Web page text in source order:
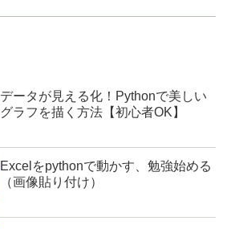
データが見える化！Pythonで美しい
グラフを描く方法【初心者OK】
Excelをpythonで動かす、勉強始める
（画像貼り付け）